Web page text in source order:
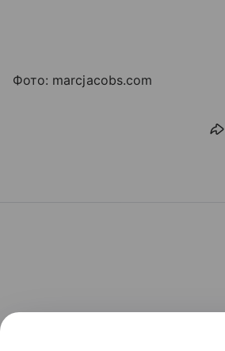
Фото: marcjacobs.com